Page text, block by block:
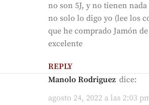
no son 5J, y no tienen
no solo lo digo yo (lee los
que he comprado Jamón
excelente
REPLY
Manolo Rodriguez dice:
agosto 24, 2022 a las 2:03